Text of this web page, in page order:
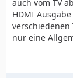
auch vom TV
HDMI
verschiedenen
nur eine